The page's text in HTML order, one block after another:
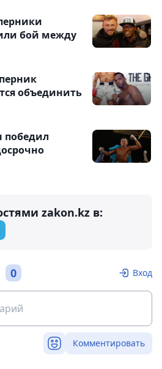
бой между
объединить
победил
zakon.kz в:
0 Вход
Комментировать